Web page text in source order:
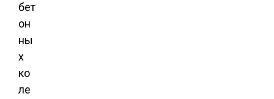
бет
он
ны
х
ко
ле